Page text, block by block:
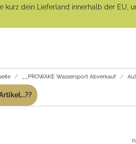
kurz dein Lieferland innerhalb der EU,
__PROWAKE Wassersport Abverkauf